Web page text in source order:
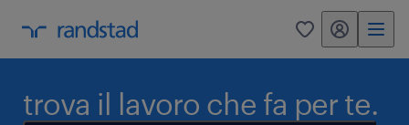
0 my randstad
trova il lavoro che fa per te.